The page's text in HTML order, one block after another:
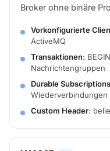
Broker ohne binäre
Vorkonfigurierte
ActiveMQ
Transaktionen:
Nachrichtengruppen
Durable Subscriptions
Wiederverbindungen
Custom Header: